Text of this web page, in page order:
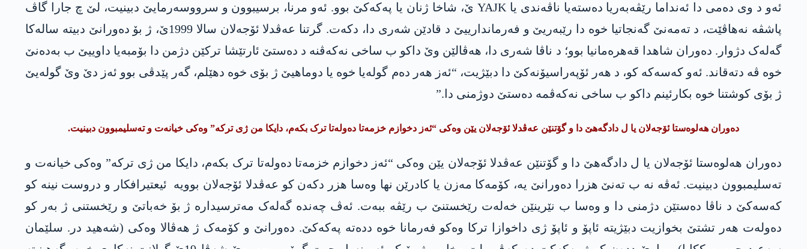
ئەو د وی دەمی دا ئەنداما رێڤەبەریا دەستەیا ناڤەندی یا YAJK ێ، شاخا ژنان یا پەکەکێ بوو. ئەو مرنا، برسیبوون و سرووسەرمایێ دبینیت، لێ چ جارا گاڤ
پاشڤە نەهاڤێت، د تەمەنێ گەنجاتیا خوە دا رێبەریێ و فەرماندارییێ د قادێن شەری دا، دکەت. گرتنا عەڤدلا ئۆجەلان سالا 1999ێ، ژ بۆ دەورانێ دبیتە سالەکا
گەلەک دژوار. دەوران شاھدا قەهرەمانیا بوو؛ د ناڤا شەری دا، ھەڤالێن وێ داکو ب ساخی نەکەڤنە د دەستێ ئارتێشا ترکێن دژمن دا بۆمبەیا داوییێ ب بەدەنێ
خوە ڤە دتەقاند. ئەو کەسەکە کو، د ھەر ئۆپەراسیۆنەکێ دا دبێژیت، “ئەز ھەر دەم گولەیا خوە یا دوماهیێ ژ بۆی خوە دهێلم، گەر پێدڤی بوو ئەز دێ وێ گولەیێ
ژ بۆی کوشتنا خوە بکارئینم داکو ب ساخی نەکەڤمە دەستێ دوژمنی دا.”
دەوران ھەلوەستا ئۆجەلان یا ل دادگەھێ دا و گۆتنێن عەڤدلا ئۆجەلان یێن وەکی “ئەز دخوازم خزمەتا دەولەتا ترک بکەم، دایکا من ژی ترکە” وەکی خیانەت و تەسلیمبوون دبینیت.
دەوران ھەلوەستا ئۆجەلان یا ل دادگەھێ دا و گۆتنێن عەڤدلا ئۆجەلان یێن وەکی “ئەز دخوازم خزمەتا دەولەتا ترک بکەم، دایکا من ژی ترکە” وەکی خیانەت و
تەسلیمبوون دبینیت. ئەڤە نە ب تەنێ هزرا دەورانێ یە، کۆمەکا مەزن یا کادرێن نھا وەسا هزر دکەن کو عەڤدلا ئۆجەلان بوویە ئیعتیرافکار و دروست نینە کو
کەسەکێ د ناڤا دەستێن دژمنی دا و وەسا ب نێرینێن خەلەت رێخستنێ ب رێڤە ببەت. ئەڤ چەندە گەلەک مەترسیدارە ژ بۆ خەباتێ و رێخستنی ژ بەر کو
دەولەت هەر تشتێ بخوازیت دبێژیتە ئاپۆ و ئاپۆ ژی داخوازا ترکا وەکو فەرمانا خوە ددەتە پەکەکێ. دەورانێ و کۆمەک ژ ھەڤالا وەکی (شەھید در. سلێمان